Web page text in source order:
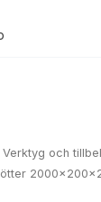
Verktyg och
fötter